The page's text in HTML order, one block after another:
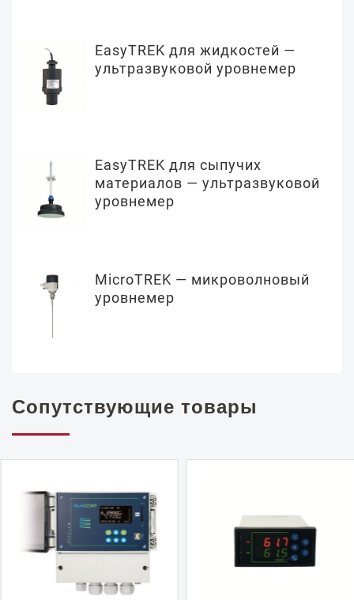
EasyTREK для жидкостей —
ультразвуковой уровнемер
EasyTREK для сыпучих
материалов — ультразвуковой
уровнемер
MicroTREK — микроволновый
уровнемер
Сопутствующие товары